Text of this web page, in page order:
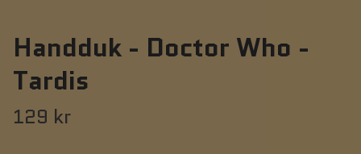
Handduk - Doctor Who -
Tardis
129 kr